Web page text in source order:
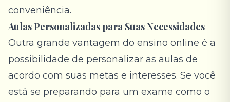
conveniência.
Aulas Personalizadas para Suas Necessidades
Outra grande vantagem do ensino online é a
possibilidade de personalizar as aulas de
acordo com suas metas e interesses. Se você
está se preparando para um exame como o